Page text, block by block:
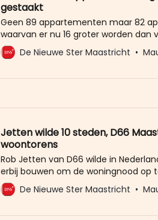
gestaakt
Geen 89 appartementen maar 82
waarvan er nu 16 groter worden dan
meter. Dat is het belangrijkste
die gemaakt is tussen de
omwonenden van het gebouw. Maar
De Nieuwe Ster Maastricht
Jetten wilde 10 steden, D66
woontorens
Rob Jetten van D66 wilde in
erbij bouwen om de woningnood op
meteen na de verkiezingen te
metaforisch bedoeld was. Die belofte
De Nieuwe Ster Maastricht